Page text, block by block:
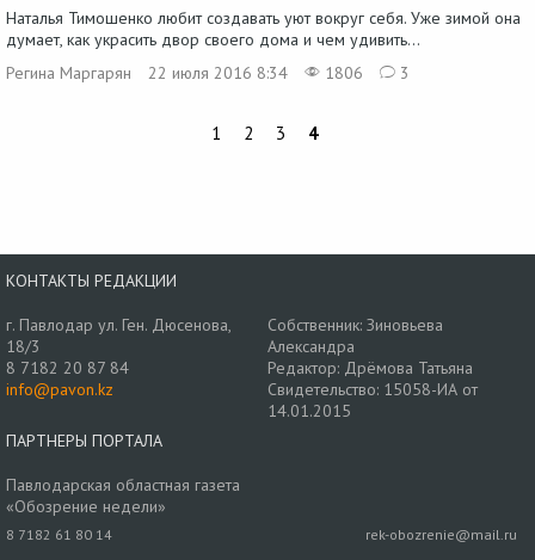
Наталья Тимошенко любит создавать уют вокруг себя. Уже зимой она
думает, как украсить двор своего дома и чем удивить...
Регина Маргарян
22 июля 2016 8:34 1806 3
1 2 3 4
КОНТАКТЫ РЕДАКЦИИ
г. Павлодар ул. Ген. Дюсенова,
18/3
8 7182 20 87 84
info@pavon.kz
Собственник: Зиновьева
Александра
Редактор: Дрёмова Татьяна
Свидетельство: 15058-ИА от
14.01.2015
ПАРТНЕРЫ ПОРТАЛА
Павлодарская областная газета
«Обозрение недели»
8 7182 61 80 14 rek-obozrenie@mail.ru